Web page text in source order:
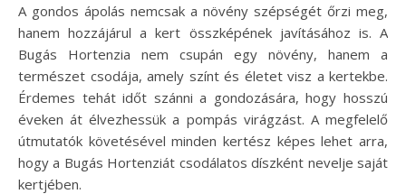
A gondos ápolás nemcsak a növény szépségét őrzi meg,
hanem hozzájárul a kert összképének javításához is. A
Bugás Hortenzia nem csupán egy növény, hanem a
természet csodája, amely színt és életet visz a kertekbe.
Érdemes tehát időt szánni a gondozására, hogy hosszú
éveken át élvezhessük a pompás virágzást. A megfelelő
útmutatók követésével minden kertész képes lehet arra,
hogy a Bugás Hortenziát csodálatos díszként nevelje saját
kertjében.